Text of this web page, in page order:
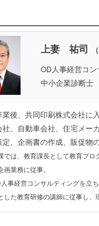
上妻 祐司
OD人事経営コ
中小企業診断士
後、共同印刷株式会社に
、自動車会社、住宅メー
、企画書の作成、販促物
では、教育課長として教育プ
画業務に従事。
事経営コンサルティングを立
した教育研修の講師に従事し、